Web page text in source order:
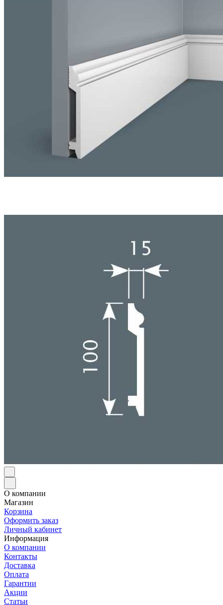
О компании
Магазин
Корзина
Оформить заказ
Личный кабинет
Информация
О компании
Контакты
Доставка
Оплата
Гарантии
Акции
Статьи